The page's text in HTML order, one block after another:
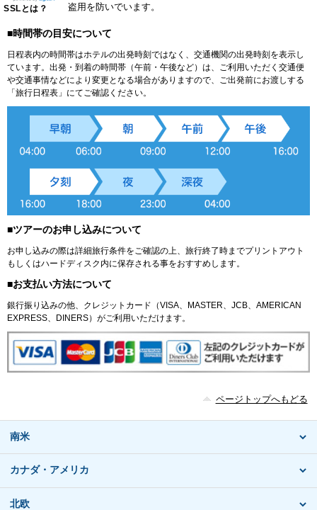
SSLとは？
盗用を防いでいます。
■時間帯の目安について
日程表内の時間帯はホテルの出発時刻ではなく、交通機関の出発時刻を表示し
ています。出発・到着の時間帯（午前・午後など）は、ご利用いただく交通便
や交通事情などにより変更となる場合がありますので、ご出発前にお渡しする
「旅行日程表」にてご確認ください。
■ツアーのお申し込みについて
お申し込みの際は詳細旅行条件をご確認の上、旅行終了時までプリントアウト
もしくはハードディスク内に保存される事をおすすめします。
■お支払い方法について
銀行振り込みの他、クレジットカード（VISA、MASTER、JCB、AMERICAN
EXPRESS、DINERS）がご利用いただけます。
ページトップへもどる
南米
カナダ・アメリカ
北欧